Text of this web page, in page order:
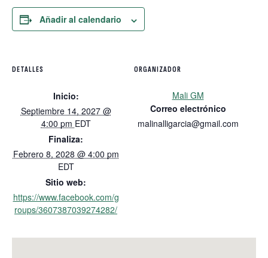
Añadir al calendario
DETALLES
Inicio:
Septiembre 14, 2027 @
4:00 pm EDT
Finaliza:
Febrero 8, 2028 @ 4:00 pm
EDT
Sitio web:
https://www.facebook.com/g
roups/3607387039274282/
ORGANIZADOR
Mali GM
Correo electrónico
malinalligarcia@gmail.com